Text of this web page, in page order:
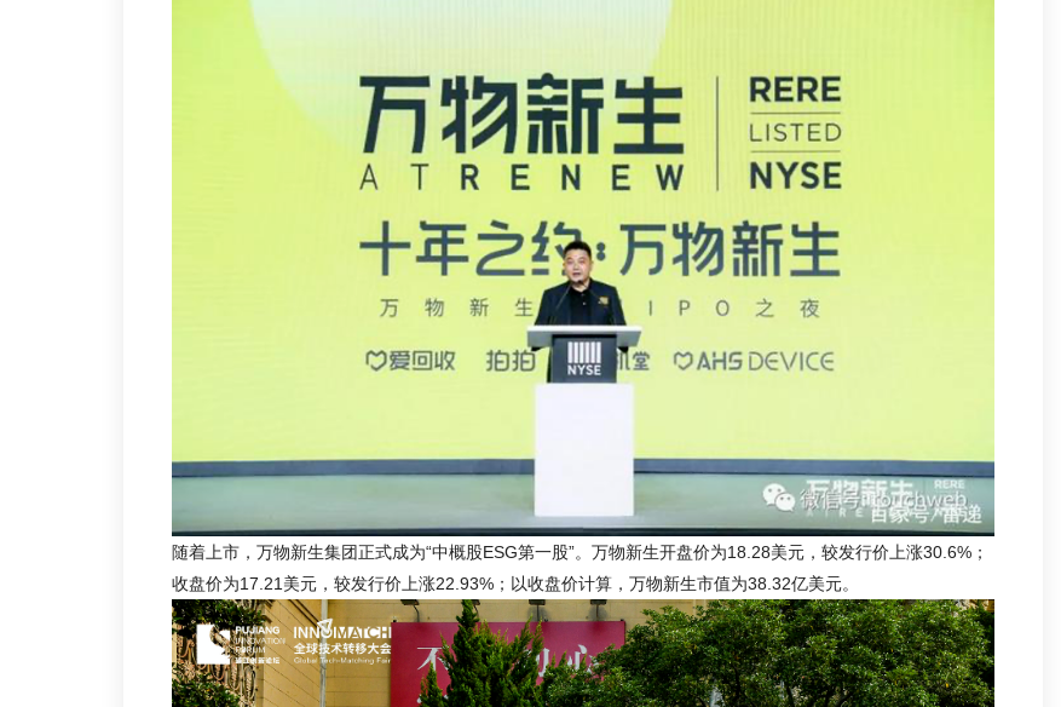
随着上市，万物新生集团正式成为“中概股ESG第一股”。万物新生开盘价为18.28美元，较发行价上涨30.6%；
收盘价为17.21美元，较发行价上涨22.93%；以收盘价计算，万物新生市值为38.32亿美元。